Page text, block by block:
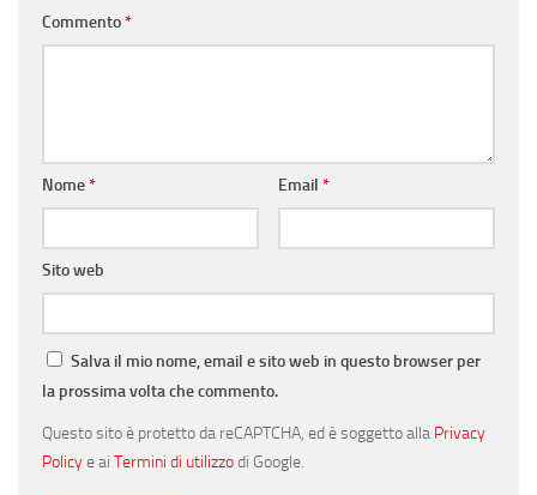
Commento*
Nome* Email *
Sito web
Salva il mio nome, email e sito web in questo browser per
la prossima volta che commento.
Questo sito è protetto da reCAPTCHA, ed è soggetto alla Privacy
Policye ai Termini di utilizzodi Google.